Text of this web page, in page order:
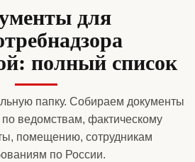
для
полный список
папку. Собираем документы
ведомствам, фактическому
помещению, сотрудникам
по России.